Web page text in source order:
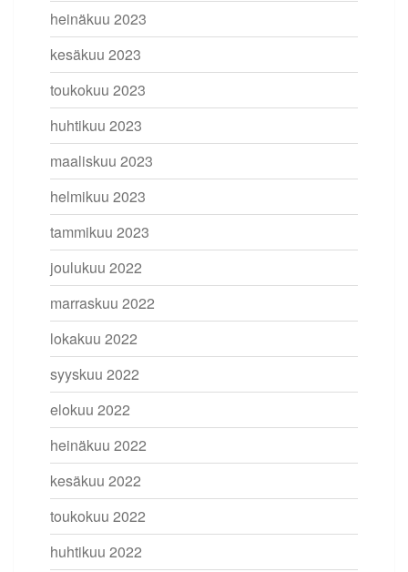
heinäkuu 2023
kesäkuu 2023
toukokuu 2023
huhtikuu 2023
maaliskuu 2023
helmikuu 2023
tammikuu 2023
joulukuu 2022
marraskuu 2022
lokakuu 2022
syyskuu 2022
elokuu 2022
heinäkuu 2022
kesäkuu 2022
toukokuu 2022
huhtikuu 2022